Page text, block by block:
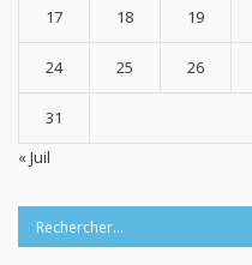
17 18 19
24 25 26
31
« Juil